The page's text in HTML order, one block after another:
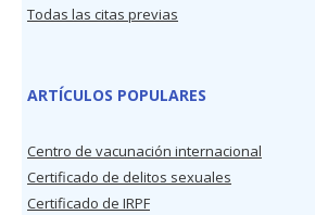
Todas las citas previas
ARTÍCULOS POPULARES
Centro de vacunación internacional
Certificado de delitos sexuales
Certificado de IRPF